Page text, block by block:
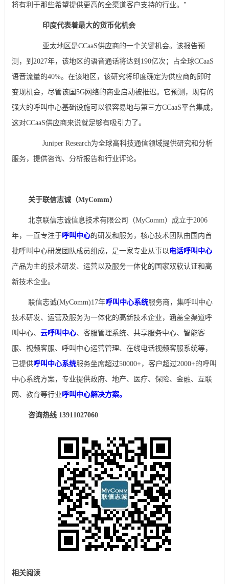
将有利于那些希望提供更高的全渠道客户支持的行业。"
印度代表着最大的货币化机会
亚太地区是CCaaS供应商的一个关键机会。该报告预
测，到2027年，该地区的语音通话将达到190亿次；占全球CCaaS
语音流量的40%。在该地区，该研究将印度确定为供应商的即时
变现机会，尽管该国5G网络的商业启动被推迟。它预测，现有的
强大的呼叫中心基础设施可以很容易地与第三方CCaaS平台集成，
这对CCaaS供应商来说就足够有吸引力了。
Juniper Research为全球高科技通信领域提供研究和分析
服务，提供咨询、分析报告和行业评论。
关于联信志诚（MyComm）
北京联信志诚信息技术有限公司（MyComm）成立于2006
年，一直专注于呼叫中心的研发和服务，核心技术团队由国内首
批呼叫中心研发团队成员组成，是一家专业从事以 电话呼叫中心
产品为主的技术研发、运营以及服务一体化的国家双软认证和高
新技术企业。
联信志诚(MyComm)17年呼叫中心系统服务商，集呼叫中心
技术研发、运营及服务为一体化的高新技术企业，涵盖全渠道呼
叫中心、 云呼叫中心、客服管理系统、共享服务中心、智能客
服、视频客服、呼叫中心运营管理、在线电话视频客服系统等，
已提供呼叫中心系统服务坐席超过50000+，客户超过2000+的呼叫
中心系统方案，专业提供政府、地产、医疗、保险、金融、互联
网、教育等行业呼叫中心解决方案。
咨询热线 13911027060
相关阅读